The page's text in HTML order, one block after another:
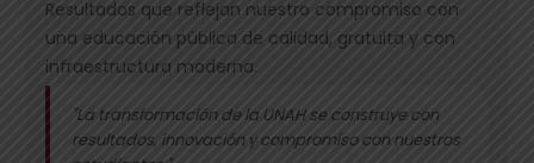
Resultados que reflejan nuestro compromiso con
una educación pública de calidad, gratuita y con
infraestructura moderna.
"La transformación de la UNAH se construye con
resultados, innovación y compromiso con nuestros